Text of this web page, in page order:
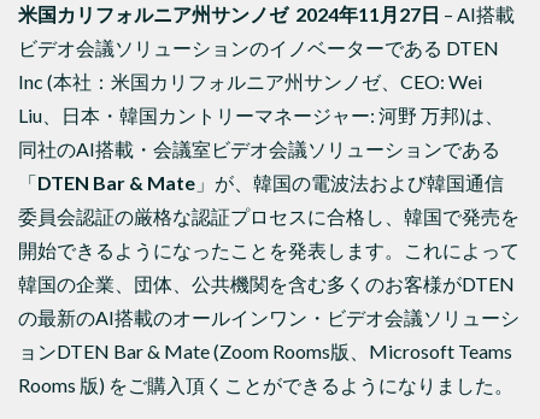
米国カリフォルニア州サンノゼ 2024年11月27日 – AI搭載
ビデオ会議ソリューションのイノベーターである DTEN
Inc (本社：米国カリフォルニア州サンノゼ、CEO: Wei
Liu、日本・韓国カントリーマネージャー: 河野 万邦)は、
同社のAI搭載・会議室ビデオ会議ソリューションである
「DTEN Bar & Mate 」が、韓国の電波法および韓国通信
委員会認証の厳格な認証プロセスに合格し、韓国で発売を
開始できるようになったことを発表します。これによって
韓国の企業、団体、公共機関を含む多くのお客様がDTEN
の最新のAI搭載のオールインワン・ビデオ会議ソリューシ
ョンDTEN Bar & Mate (Zoom Rooms版、Microsoft Teams
Rooms 版) をご購入頂くことができるようになりました。